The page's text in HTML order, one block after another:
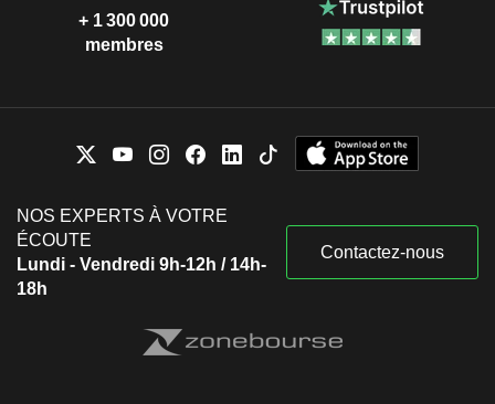
+ 1 300 000
membres
NOS EXPERTS À VOTRE
ÉCOUTE
Lundi - Vendredi 9h-12h / 14h-
18h
Contactez-nous